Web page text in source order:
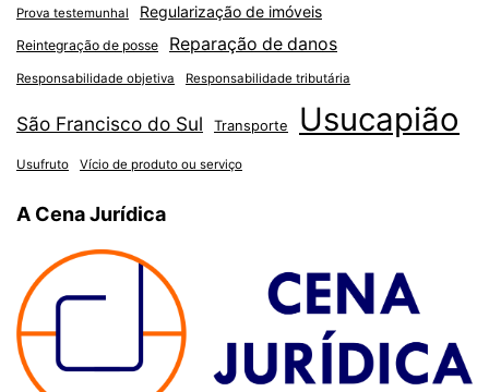
Prova testemunhal Regularização de imóveis
Reintegração de posse Reparação de danos
Responsabilidade objetiva Responsabilidade tributária
São Francisco do Sul Transporte Usucapião
Usufruto Vício de produto ou serviço
A Cena Jurídica